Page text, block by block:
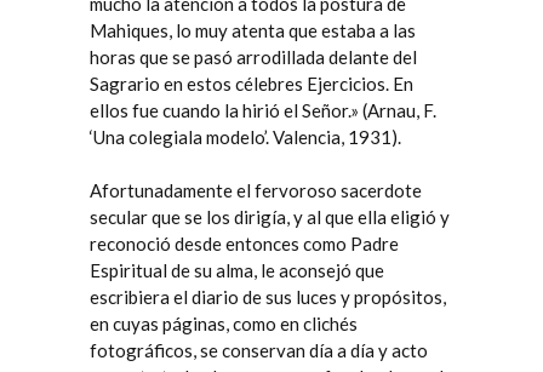
Mahiques, lo muy atenta que estaba a las
horas que se pasó arrodillada delante del
Sagrario en estos célebres Ejercicios. En
ellos fue cuando la hirió el Señor.» (Arnau, F.
‘Una colegiala modelo’. Valencia, 1931).
Afortunadamente el fervoroso sacerdote
secular que se los dirigía, y al que ella eligió y
reconoció desde entonces como Padre
Espiritual de su alma, le aconsejó que
escribiera el diario de sus luces y propósitos,
en cuyas páginas, como en clichés
fotográficos, se conservan día a día y acto